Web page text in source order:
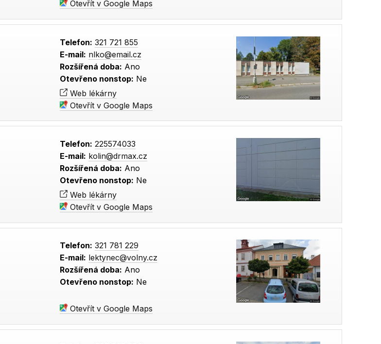
Otevřít v Google Maps
Telefon: 321 721 855
E-mail: nlko@email.cz
Rozšířená doba: Ano
Otevřeno nonstop: Ne
Web lékárny
Otevřít v Google Maps
Telefon: 225574033
E-mail: kolin@drmax.cz
Rozšířená doba: Ano
Otevřeno nonstop: Ne
Web lékárny
Otevřít v Google Maps
Telefon: 321 781 229
E-mail: lektynec@volny.cz
Rozšířená doba: Ano
Otevřeno nonstop: Ne
Otevřít v Google Maps